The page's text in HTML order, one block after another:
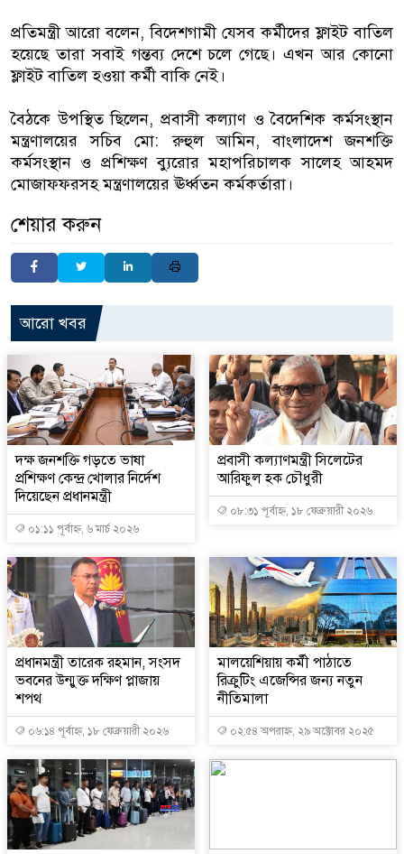
প্রতিমন্ত্রী আরো বলেন, বিদেশগামী যেসব কর্মীদের ফ্লাইট বাতিল
হয়েছে তারা সবাই গন্তব্য দেশে চলে গেছে। এখন আর কোনো
ফ্লাইট বাতিল হওয়া কর্মী বাকি নেই।
বৈঠকে উপস্থিত ছিলেন, প্রবাসী কল্যাণ ও বৈদেশিক কর্মসংস্থান
মন্ত্রণালয়ের সচিব মো: রুহুল আমিন, বাংলাদেশ জনশক্তি
কর্মসংস্থান ও প্রশিক্ষণ ব্যুরোর মহাপরিচালক সালেহ আহমদ
মোজাফফরসহ মন্ত্রণালয়ের ঊর্ধ্বতন কর্মকর্তারা।
শেয়ার করুন
আরো খবর
দক্ষ জনশক্তি গড়তে ভাষা
প্রশিক্ষণ কেন্দ্র খোলার নির্দেশ
দিয়েছেন প্রধানমন্ত্রী
০১:১১ পূর্বাহ্ন, ৬ মার্চ ২০২৬
প্রবাসী কল্যাণমন্ত্রী সিলেটের
আরিফুল হক চৌধুরী
০৮:৩১ পূর্বাহ্ন, ১৮ ফেব্রুয়ারী ২০২৬
প্রধানমন্ত্রী তারেক রহমান, সংসদ
ভবনের উন্মুক্ত দক্ষিণ প্লাজায়
শপথ
০৬:১৪ পূর্বাহ্ন, ১৮ ফেব্রুয়ারী ২০২৬
মালয়েশিয়ায় কর্মী পাঠাতে
রিক্রুটিং এজেন্সির জন্য নতুন
নীতিমালা
০২:৫৪ অপরাহ্ন, ২৯ অক্টোবর ২০২৫